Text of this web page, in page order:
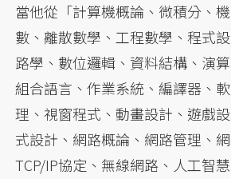
當他從「計算機概論、微積分、
數、離散數學、工程數學、程式
路學、數位邏輯、資料結構、演
組合語言、作業系統、編譯器、
理、視窗程式、動畫設計、遊戲
式設計、網路概論、網路管理、
TCP/IP協定、無線網路、人工智